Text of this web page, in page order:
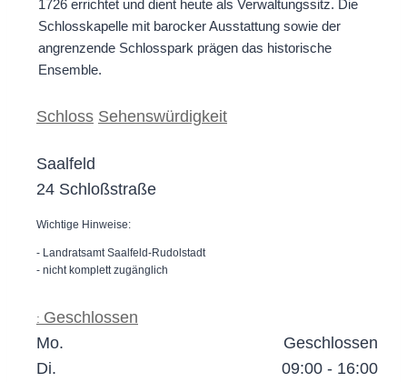
1726 errichtet und dient heute als Verwaltungssitz. Die
Schlosskapelle mit barocker Ausstattung sowie der
angrenzende Schlosspark prägen das historische
Ensemble.
Schloss Sehenswürdigkeit
Saalfeld
24 Schloßstraße
Wichtige Hinweise:
- Landratsamt Saalfeld-Rudolstadt
- nicht komplett zugänglich
: Geschlossen
Mo.
Geschlossen
Di.
09:00 - 16:00